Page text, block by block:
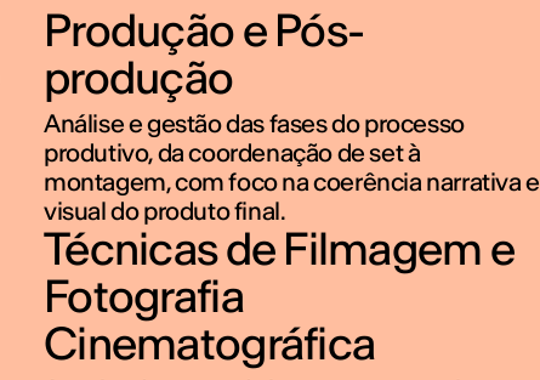
Produção e Pós-
produção
Análise e gestão das fases do processo
produtivo, da coordenação de set à
montagem, com foco na coerência narrativa e
visual do produto final.
Técnicas de Filmagem e
Fotografia
Cinematográfica